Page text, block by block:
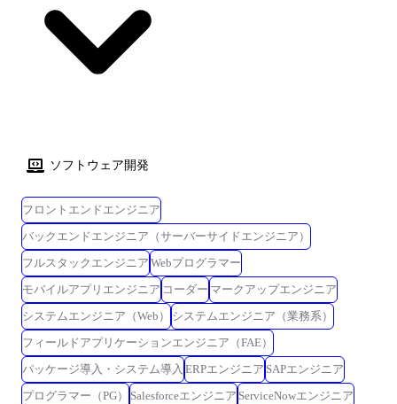
ソフトウェア開発
フロントエンドエンジニア
バックエンドエンジニア（サーバーサイドエンジニア）
フルスタックエンジニア Webプログラマー
モバイルアプリエンジニア コーダー マークアップエンジニア
システムエンジニア（Web）
システムエンジニア（業務系）
フィールドアプリケーションエンジニア（FAE）
パッケージ導入・システム導入 ERPエンジニア SAPエンジニア
プログラマー（PG）
Salesforceエンジニア ServiceNowエンジニア